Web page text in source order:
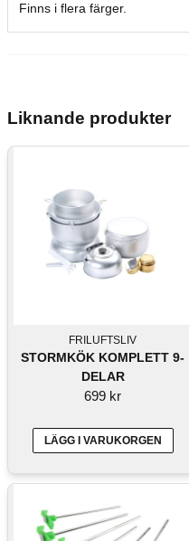
Finns i flera färger.
Liknande produkter
FRILUFTSLIV
STORMKÖK KOMPLETT 9-
DELAR
699 kr
LÄGG I VARUKORGEN